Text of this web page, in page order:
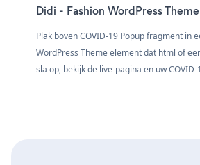
Didi - Fashion WordPress
Plak boven COVID-19 Popup fragment in
WordPress Theme element dat html of
sla op, bekijk de live-pagina en uw